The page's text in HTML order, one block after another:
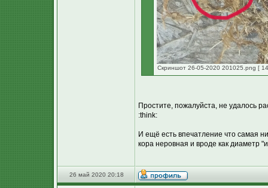
Скриншот 26-05-2020 201025.png [
Простите, пожалуйста, не удалось
:think:
И ещё есть впечатление что самая
кора неровная и вроде как диаметр
26 май 2020 20:18